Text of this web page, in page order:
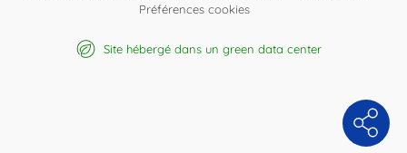
Préférences cookies
Site hébergé dans un green data center